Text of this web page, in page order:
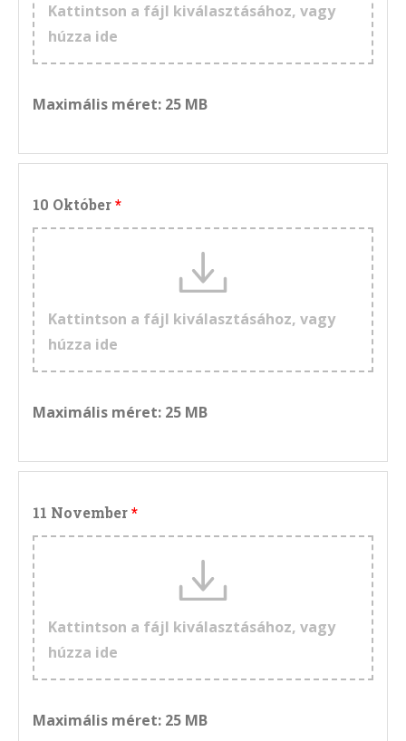
Kattintson a fájl kiválasztásához, vagy
húzza ide
Maximális méret: 25 MB
10 Október
Kattintson a fájl kiválasztásához, vagy
húzza ide
Maximális méret: 25 MB
11 November
Kattintson a fájl kiválasztásához, vagy
húzza ide
Maximális méret: 25 MB